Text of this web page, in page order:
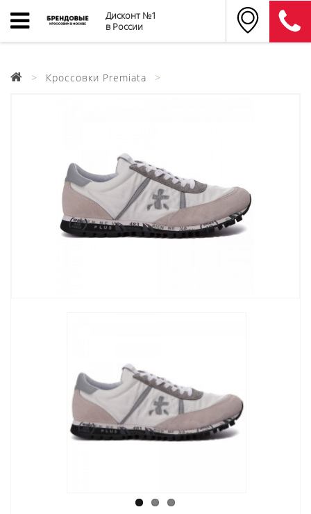
Дисконт №1
в России
Кроссовки Premiata